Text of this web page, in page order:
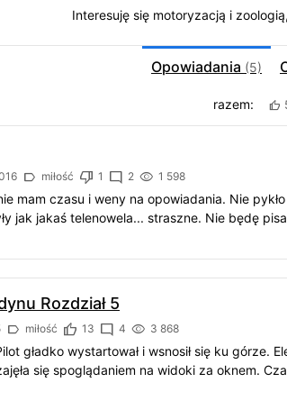
Interesuję się motoryzacją i
Opowiadania (5)
razem:
miłość 1 2 1 598
mam czasu i weny na opowiadania. Nie
jak jakaś telenowela... straszne. Nie będę
Rozdział 5
miłość 13 4 3 868
gładko wystartował i wsnosił się ku górze.
się spoglądaniem na widoki za oknem.